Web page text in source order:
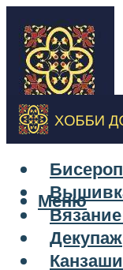
Декупаж
Канзаши
Меню